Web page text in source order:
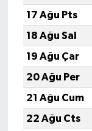
17 Ağu Pts
18 Ağu Sal
19 Ağu Çar
20 Ağu Per
21 Ağu Cum
22 Ağu Cts